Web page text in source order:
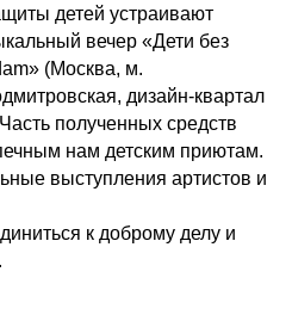
детей устраивают
вечер «Дети без
(Москва, м.
дизайн-квартал
полученных средств
нам детским приютам.
выступления артистов и
к доброму делу и